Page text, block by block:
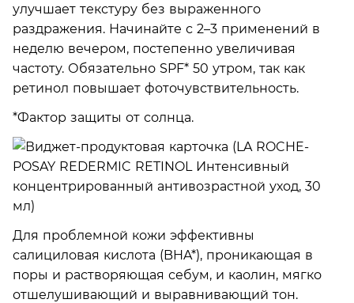
улучшает текстуру без выраженного
раздражения. Начинайте с 2–3 применений в
неделю вечером, постепенно увеличивая
частоту. Обязательно SPF* 50 утром, так как
ретинол повышает фоточувствительность.
*Фактор защиты от солнца.
Для проблемной кожи эффективны
салициловая кислота (BHA*), проникающая в
поры и растворяющая себум, и каолин, мягко
отшелушивающий и выравнивающий тон.